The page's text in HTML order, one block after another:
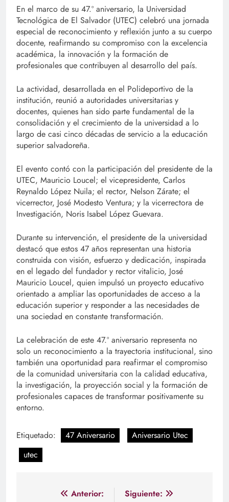
En el marco de su 47.º aniversario, la Universidad
Tecnológica de El Salvador (UTEC) celebró una jornada
especial de reconocimiento y reflexión junto a su cuerpo
docente, reafirmando su compromiso con la excelencia
académica, la innovación y la formación de
profesionales que contribuyen al desarrollo del país.
La actividad, desarrollada en el Polideportivo de la
institución, reunió a autoridades universitarias y
docentes, quienes han sido parte fundamental de la
consolidación y el crecimiento de la universidad a lo
largo de casi cinco décadas de servicio a la educación
superior salvadoreña.
El evento contó con la participación del presidente de la
UTEC, Mauricio Loucel; el vicepresidente, Carlos
Reynaldo López Nuila; el rector, Nelson Zárate; el
vicerrector, José Modesto Ventura; y la vicerrectora de
Investigación, Noris Isabel López Guevara.
Durante su intervención, el presidente de la universidad
destacó que estos 47 años representan una historia
construida con visión, esfuerzo y dedicación, inspirada
en el legado del fundador y rector vitalicio, José
Mauricio Loucel, quien impulsó un proyecto educativo
orientado a ampliar las oportunidades de acceso a la
educación superior y responder a las necesidades de
una sociedad en constante transformación.
La celebración de este 47.º aniversario representa no
solo un reconocimiento a la trayectoria institucional, sino
también una oportunidad para reafirmar el compromiso
de la comunidad universitaria con la calidad educativa,
la investigación, la proyección social y la formación de
profesionales capaces de transformar positivamente su
entorno.
Etiquetado: 47 Aniversario
Aniversario Utec
utec
Navegación
Anterior: Siguiente: